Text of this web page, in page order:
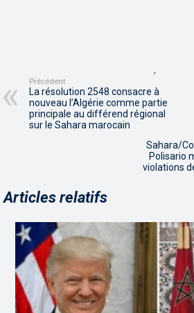
,
Précédent
La résolution 2548 consacre à
nouveau l’Algérie comme partie
principale au différend régional
sur le Sahara marocain
Sahara/
Polisario
violations
Articles relatifs